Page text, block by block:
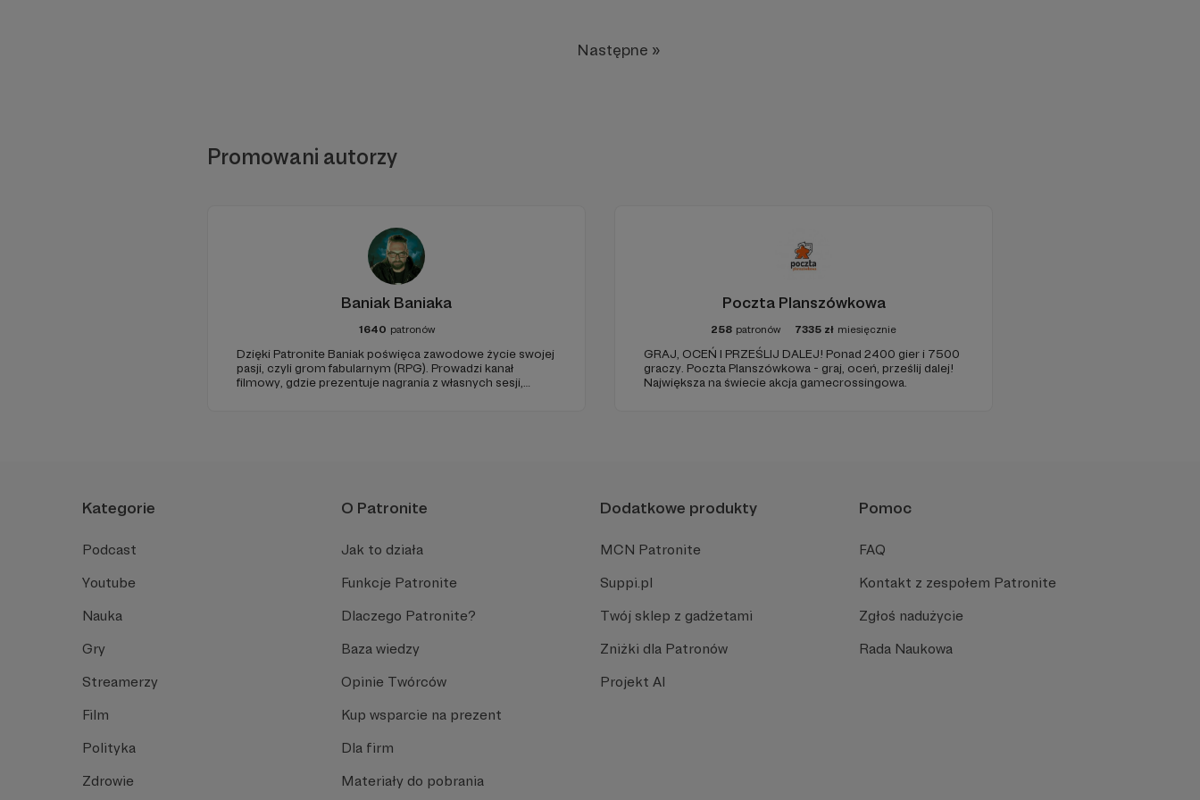
Następne »
Promowani autorzy
Baniak Baniaka
1640 patronów
Dzięki Patronite Baniak poświęca zawodowe życie swojej
pasji, czyli grom fabularnym (RPG). Prowadzi kanał
filmowy, gdzie prezentuje nagrania z własnych sesji,
Poczta Planszówkowa
258 patronów 7335 zł miesięcznie
GRAJ, OCEŃ I PRZEŚLIJ DALEJ! Ponad 2400 gier i 7500
graczy. Poczta Planszówkowa - graj, oceń, prześlij dalej!
Największa na świecie akcja gamecrossingowa.
Kategorie
Podcast
Youtube
Nauka
Gry
Streamerzy
Film
Polityka
Zdrowie
O Patronite
Jak to działa
Funkcje Patronite
Dlaczego Patronite?
Baza wiedzy
Opinie Twórców
Kup wsparcie na prezent
Dla firm
Materiały do pobrania
Dodatkowe produkty
MCN Patronite
Suppi.pl
Twój sklep z gadżetami
Zniżki dla Patronów
Projekt AI
Pomoc
FAQ
Kontakt z zespołem Patronite
Zgłoś nadużycie
Rada Naukowa